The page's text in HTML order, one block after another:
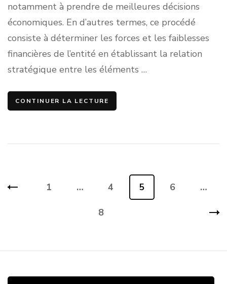
notamment à prendre de meilleures décisions
économiques. En d’autres termes, ce procédé
consiste à déterminer les forces et les faiblesses
financières de l’entité en établissant la relation
stratégique entre les éléments …
CONTINUER LA LECTURE
Page
1 … Page
4 Page
5 Page
6 …
Page
8